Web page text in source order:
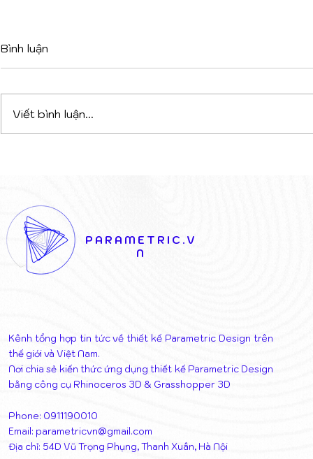
KẾT NỐI NGHỆ THUẬT VÀ
KIẾN TRÚC
Bình luận
Viết bình luận...
PARAMETRIC.V
N
Kênh tổng hợp tin tức về thiết kế Parametric Design trên
thế giới và Việt Nam.
Nơi chia sẻ kiến thức ứng dụng thiết kế Parametric Design
bằng công cụ Rhinoceros 3D & Grasshopper 3D
Phone: 0911190010
Email: parametricvn@gmail.com
Địa chỉ: 54D Vũ Trọng Phụng, Thanh Xuân, Hà Nội